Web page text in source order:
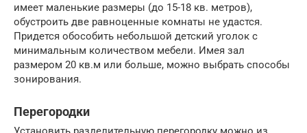
имеет маленькие размеры (до 15-18 кв. метров),
обустроить две равноценные комнаты не удастся.
Придется обособить небольшой детский уголок с
минимальным количеством мебели. Имея зал
размером 20 кв.м или больше, можно выбрать способы
зонирования.
Перегородки